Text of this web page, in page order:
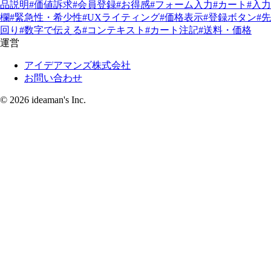
品説明#価値訴求#会員登録#お得感#フォーム入力#カート #入力
欄#緊急性・希少性#UXライティング#価格表示#登録ボタン#先
回り #数字で伝える#コンテキスト #カート注記#送料・価格
運営
アイデアマンズ株式会社
お問い合わせ
© 2026 ideaman's Inc.